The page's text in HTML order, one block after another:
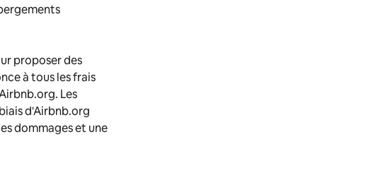
proposer des
à tous les frais
Les
d'Airbnb.org
dommages et une